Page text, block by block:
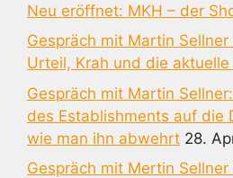
Neu eröffnet: MKH – der
Gespräch mit Martin
Urteil, Krah und die aktuelle
Gespräch mit Martin
des Establishments auf die
wie man ihn abwehrt 28.
Gespräch mit Mertin